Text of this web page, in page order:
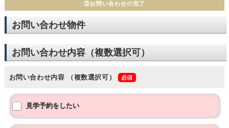
③お問い合わせの完了
お問い合わせ物件
お問い合わせ内容（複数選択可）
お問い合わせ内容 （複数選択可）
見学予約をしたい